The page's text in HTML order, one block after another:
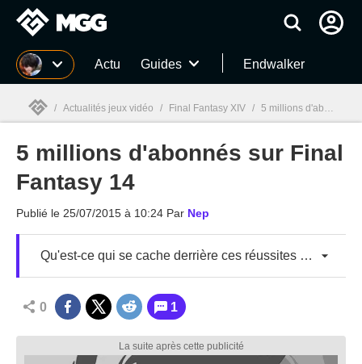
MGG Actu Guides Endwalker
MGG
/ Actualités jeux vidéo / Final Fantasy XIV / 5 millions d'abonnés sur Final Fantasy 14
5 millions d'abonnés sur Final
Fantasy 14
Publié le 25/07/2015 à 10:24 Par Nep
Qu'est-ce qui se cache derrière ces réussites ou échecs ?
0 1